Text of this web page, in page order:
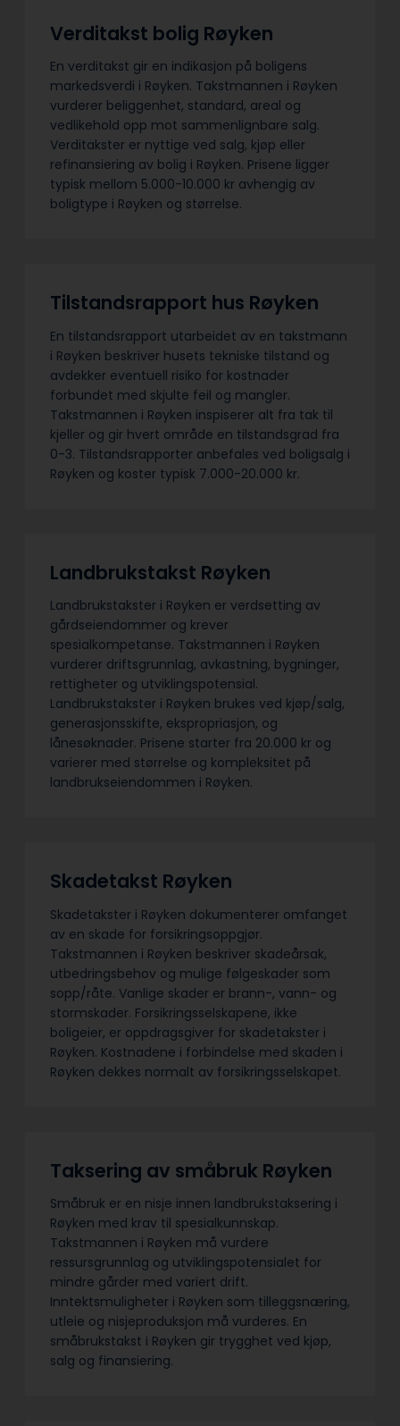
Verditakst bolig Røyken
En verditakst gir en indikasjon på boligens
markedsverdi i Røyken. Takstmannen i Røyken
vurderer beliggenhet, standard, areal og
vedlikehold opp mot sammenlignbare salg.
Verditakster er nyttige ved salg, kjøp eller
refinansiering av bolig i Røyken. Prisene ligger
typisk mellom 5.000-10.000 kr avhengig av
boligtype i Røyken og størrelse.
Tilstandsrapport hus Røyken
En tilstandsrapport utarbeidet av en takstmann
i Røyken beskriver husets tekniske tilstand og
avdekker eventuell risiko for kostnader
forbundet med skjulte feil og mangler.
Takstmannen i Røyken inspiserer alt fra tak til
kjeller og gir hvert område en tilstandsgrad fra
0-3. Tilstandsrapporter anbefales ved boligsalg i
Røyken og koster typisk 7.000-20.000 kr.
Landbrukstakst Røyken
Landbrukstakster i Røyken er verdsetting av
gårdseiendommer og krever
spesialkompetanse. Takstmannen i Røyken
vurderer driftsgrunnlag, avkastning, bygninger,
rettigheter og utviklingspotensial.
Landbrukstakster i Røyken brukes ved kjøp/salg,
generasjonsskifte, ekspropriasjon, og
lånesøknader. Prisene starter fra 20.000 kr og
varierer med størrelse og kompleksitet på
landbrukseiendommen i Røyken.
Skadetakst Røyken
Skadetakster i Røyken dokumenterer omfanget
av en skade for forsikringsoppgjør.
Takstmannen i Røyken beskriver skadeårsak,
utbedringsbehov og mulige følgeskader som
sopp/råte. Vanlige skader er brann-, vann- og
stormskader. Forsikringsselskapene, ikke
boligeier, er oppdragsgiver for skadetakster i
Røyken. Kostnadene i forbindelse med skaden i
Røyken dekkes normalt av forsikringsselskapet.
Taksering av småbruk Røyken
Småbruk er en nisje innen landbrukstaksering i
Røyken med krav til spesialkunnskap.
Takstmannen i Røyken må vurdere
ressursgrunnlag og utviklingspotensialet for
mindre gårder med variert drift.
Inntektsmuligheter i Røyken som tilleggsnæring,
utleie og nisjeproduksjon må vurderes. En
småbrukstakst i Røyken gir trygghet ved kjøp,
salg og finansiering.